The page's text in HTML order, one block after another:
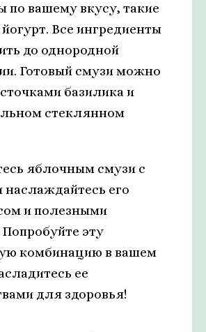
по вашему вкусу, такие
Все ингредиенты
до однородной
Готовый смузи можно
базилика и
стеклянном
яблочным смузи с
наслаждайтесь его
и полезными
эту
комбинацию в вашем
ее
для здоровья!